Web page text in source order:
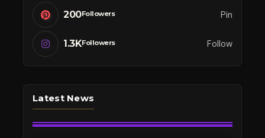
200Followers Pin
1.3KFollowers Follow
Latest News